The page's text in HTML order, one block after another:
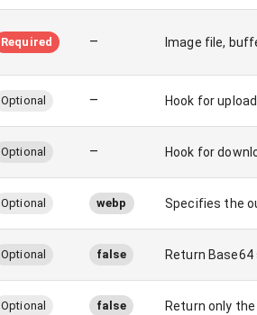
Required – Image file,
Optional – Hook for
Optional – Hook for
Optional webp Specifies the
Optional false Return
Optional false Return only